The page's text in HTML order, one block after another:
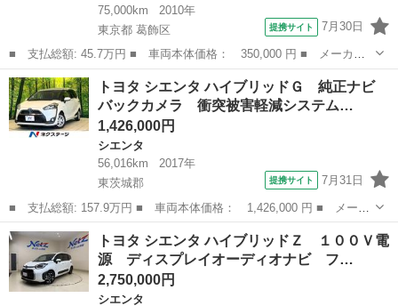
75,000km
2010年
東京都 葛飾区
提携サイト 7月30日
■ 支払総額: 45.7万円 ■ 車両本体価格： 350,000 円 ■ メーカー
名： トヨタ ■ 車種名： シエンタ ■ グレード名： Ｘリミテッ
ド パワースライドドア ３列シート ７人乗 ナビ ワンセグテレ
ビ ＥＴＣ ...
東京 葛飾区 シエンタ
トヨタ シエンタ ハイブリッドＧ 純正ナビ
バックカメラ 衝突被害軽減システム…
1,426,000円
シエンタ
56,016km
2017年
東茨城郡
提携サイト 7月31日
■ 支払総額: 157.9万円 ■ 車両本体価格： 1,426,000 円 ■ メーカ
ー名： トヨタ ■ 車種名： シエンタ ■ グレード名： ハイブリ
ッドＧ 純正ナビ バックカメラ 衝突被害軽減システム 両側電動
スライド...
茨城 東茨城郡 シエンタ
トヨタ シエンタ ハイブリッドＺ １００Ｖ電
源 ディスプレイオーディオナビ フ…
2,750,000円
シエンタ